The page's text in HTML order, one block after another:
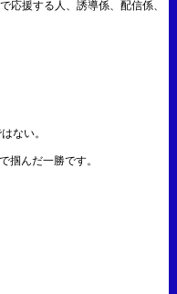
応援する人、誘導係、配信係、
ない。
掴んだ一勝です。